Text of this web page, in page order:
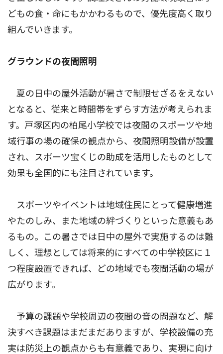
どもの食・命にもかかわるもので、優先度高く取り
組んでいきます。
グラウンドの夜間照明
夏の日中の屋外活動が暑さで制限せざるをえない
となると、従来と時間帯をずらす方法が考えられま
す。戸塚区内の柏尾小学校では夜間のスポーツや地
域行事の場の確保の観点から、夜間照明設備が設置
され、スポーツ宝くじの助成を活用したものとして
効果も全国的にも注目されています。
スポーツやイベントは地域住民にとって健康増進
やたのしみ、また地域の絆づくりといった意義もあ
るもの。この暑さでは日中の屋外で実施するのは難
しく、理想としては将来的にすべての中学校区に１
つ程度設置できれば、どの地域でも夜間活動の場が
広がります。
予算の課題や学校周辺の夜間の音の問題など、解
決すべき課題はまだまだありますが、学校設備の充
実は防災上の観点からも有意義であり、実現に向け